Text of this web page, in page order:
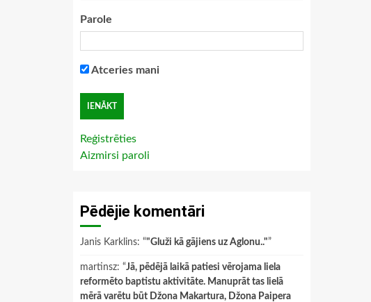
Parole
Atceries mani
Reģistrēties
Aizmirsi paroli
Pēdējie komentāri
Janis Karklins: “"Gluži kā gājiens uz Aglonu.."”
martinsz: “Jā, pēdējā laikā patiesi vērojama liela
reformēto baptistu aktivitāte. Manuprāt tas lielā
mērā varētu būt Džona Makartura, Džona Paipera